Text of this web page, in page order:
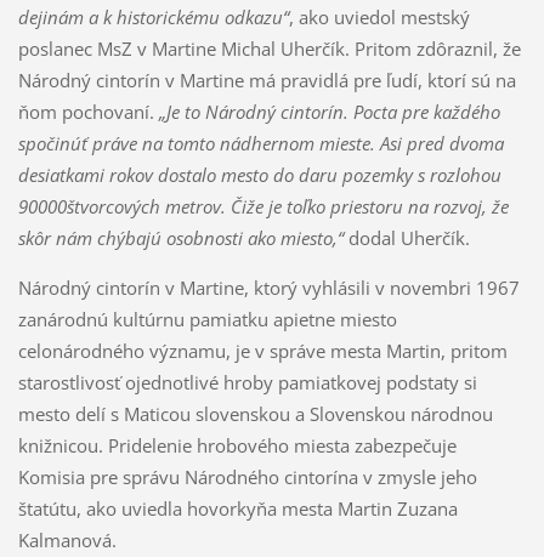
dejinám a k historickému od­kazu“, ako uviedol mestský
poslanec MsZ v Mar­tine Michal Uherčík. Pritom zdôraznil, že
Národ­ný cintorín v Martine má pravidlá pre ľudí, kto­rí sú na
ňom pochovaní. „Je to Národný cintorín. Pocta pre každého
spočinúť práve na tomto nádher­nom mieste. Asi pred dvoma
desiatkami rokov dosta­lo mesto do daru pozemky s rozlohou
90000štvorco­vých metrov. Čiže je toľko priestoru na rozvoj, že
skôr nám chýbajú osobnosti ako miesto,“dodal Uherčík.
Národný cintorín v Martine, ktorý vyhlásili v no­vembri 1967
zanárodnú kultúrnu pamiatku apiet­ne miesto
celonárodného významu, je v správe mes­ta Martin, pritom
starostlivosť ojednotlivé hroby pa­miatkovej podstaty si
mesto delí s Maticou sloven­skou a Slovenskou národnou
knižnicou. Pridelenie hrobového miesta zabezpečuje
Komisia pre sprá­vu Národného cintorína v zmysle jeho
štatútu, ako uviedla hovorkyňa mesta Martin Zuzana
Kalmanová.